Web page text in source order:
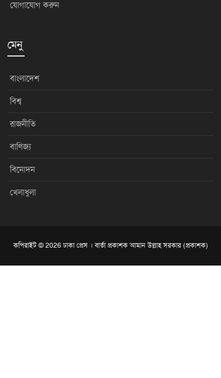
যোগাযোগ করুন
মেনু
বাংলাদেশ
বিশ্ব
রাজনীতি
বাণিজ্য
বিনোদন
খেলাধুলা
কপিরাইট © 2026 ঢাকা প্রেস । বার্তা প্রকাশক আমান উল্লাহ সরকার (প্রকাশক)